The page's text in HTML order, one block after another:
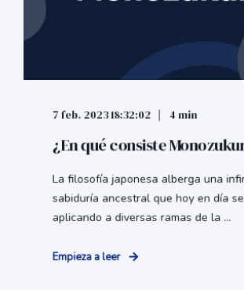
7 feb. 2023 18:32:02 4 min
¿En qué consiste
La filosofía japonesa alberga una
sabiduría ancestral que hoy en día
aplicando a diversas ramas de la ...
Empieza a leer